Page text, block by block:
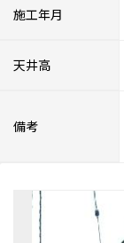
施工年月
天井高
備考